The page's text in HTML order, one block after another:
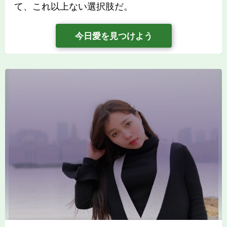
て、これ以上ない選択肢だ。
今日愛を見つけよう